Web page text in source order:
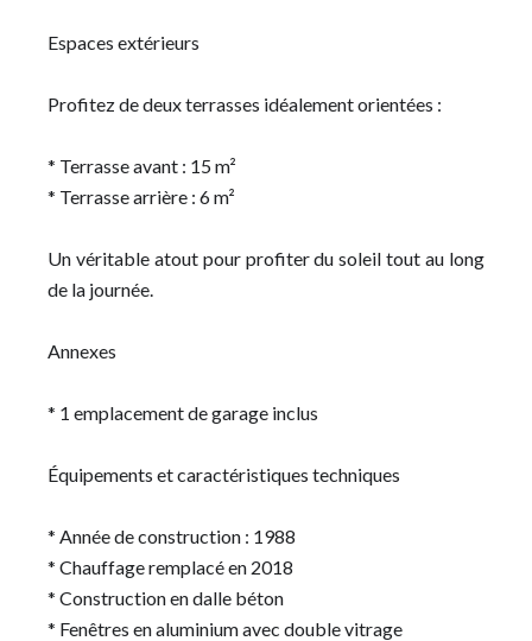
Espaces extérieurs
Profitez de deux terrasses idéalement orientées :
* Terrasse avant : 15 m²
* Terrasse arrière : 6 m²
Un véritable atout pour profiter du soleil tout au long
de la journée.
Annexes
* 1 emplacement de garage inclus
Équipements et caractéristiques techniques
* Année de construction : 1988
* Chauffage remplacé en 2018
* Construction en dalle béton
* Fenêtres en aluminium avec double vitrage